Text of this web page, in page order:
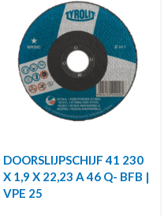
DOORSLIJPSCHIJF 41 230
X 1,9 X 22,23 A 46 Q- BFB |
VPE 25